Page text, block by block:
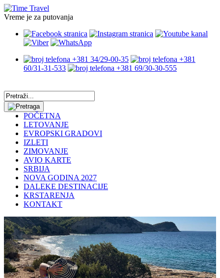
Vreme je za putovanja
+381 34/29-00-35
+381
60/31-31-533
+381 69/30-30-555
POČETNA
LETOVANJE
EVROPSKI GRADOVI
IZLETI
ZIMOVANJE
AVIO KARTE
SRBIJA
NOVA GODINA 2027
DALEKE DESTINACIJE
KRSTARENJA
KONTAKT